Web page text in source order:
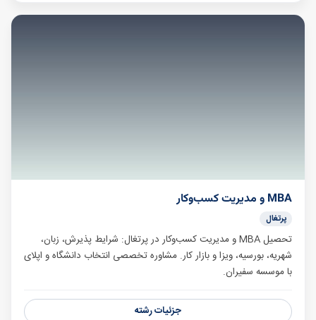
MBA و مدیریت کسب‌وکار
پرتغال
تحصیل MBA و مدیریت کسب‌وکار در پرتغال: شرایط پذیرش، زبان،
شهریه، بورسیه، ویزا و بازار کار. مشاوره تخصصی انتخاب دانشگاه و اپلای
با موسسه سفیران.
جزئیات رشته